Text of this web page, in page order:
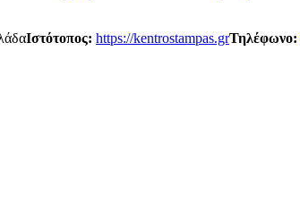
Ιστότοπος: https://kentrostampas.grΤηλέφωνο: